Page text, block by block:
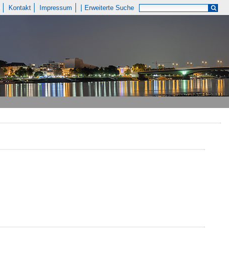
Kontakt Impressum Erweiterte Suche